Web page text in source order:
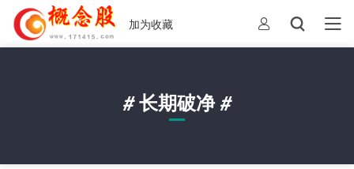
加为收藏
#长期破净#